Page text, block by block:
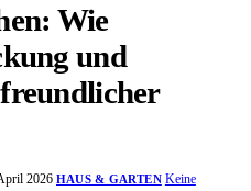
Wie
und
2026 HAUS & GARTEN Keine